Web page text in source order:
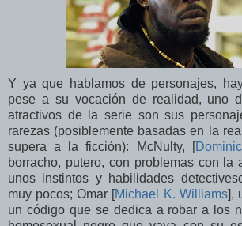
Y ya que hablamos de personajes,
pese a su vocación de realidad, uno
atractivos de la serie son sus
rarezas (posiblemente basadas en la
supera a la ficción): McNulty, [
borracho, putero, con problemas con la
unos instintos y habilidades
muy pocos; Omar [Michael K. Williams],
un código que se dedica a robar a los